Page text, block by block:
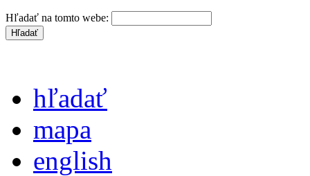
Hľadať na tomto webe:
hľadať
mapa
english